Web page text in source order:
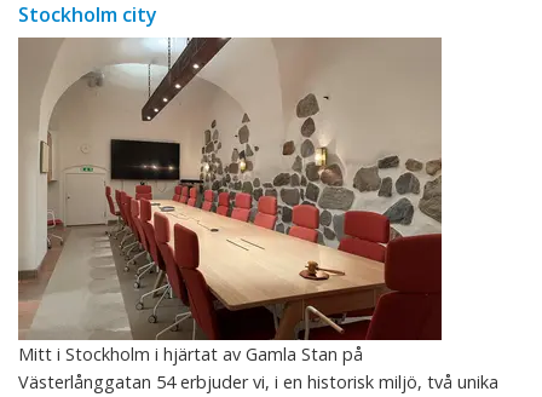
Stockholm city
Mitt i Stockholm i hjärtat av Gamla Stan på
Västerlånggatan 54 erbjuder vi, i en historisk miljö, två unika